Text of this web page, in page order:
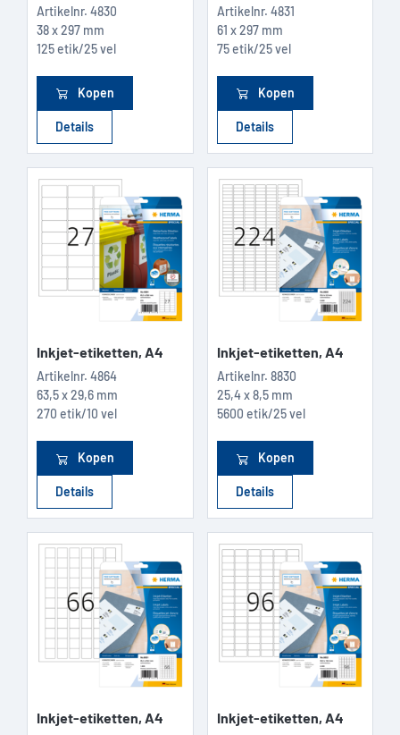
Artikelnr. 4830
38 x 297 mm
125 etik/25 vel
Kopen
Details
Artikelnr. 4831
61 x 297 mm
75 etik/25 vel
Kopen
Details
Inkjet-etiketten, A4
Artikelnr. 4864
63,5 x 29,6 mm
270 etik/10 vel
Kopen
Details
Inkjet-etiketten, A4
Artikelnr. 8830
25,4 x 8,5 mm
5600 etik/25 vel
Kopen
Details
Inkjet-etiketten, A4 Inkjet-etiketten, A4